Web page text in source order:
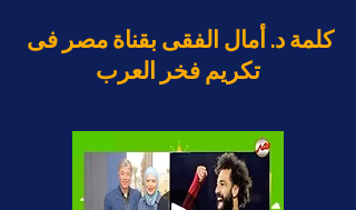
تكريم فخر العرب